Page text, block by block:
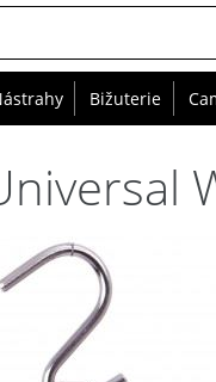
Bižuterie